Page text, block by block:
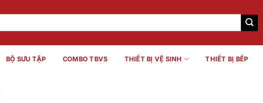
BỘ SƯU TẬP COMBO TBVS THIẾT BỊ VỆ SINH THIẾT BỊ BẾP